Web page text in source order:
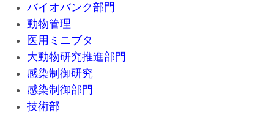
バイオバンク部門
動物管理
医用ミニブタ
大動物研究推進部門
感染制御研究
感染制御部門
技術部